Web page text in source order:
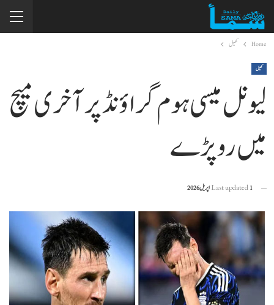
Home کھیل
کھیل
لیونل میسی ہوم گراؤنڈ پر آخری میچ
میں رو پڑے
Last updated1 اپریل 2026